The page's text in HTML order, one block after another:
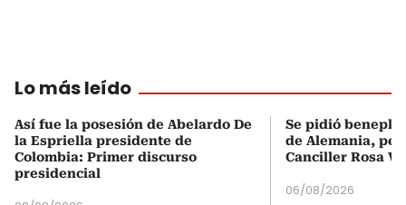
Lo más leído
Así fue la posesión de Abelardo De
la Espriella presidente de
Colombia: Primer discurso
presidencial
Se pidió
de Alemania,
Canciller Rosa
06/08/2026